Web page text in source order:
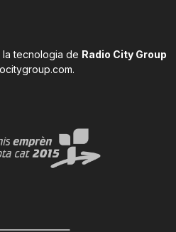
tecnologia de Radio City Group
.